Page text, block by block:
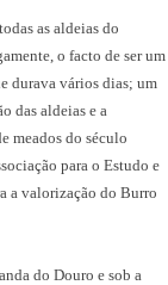
as aldeias do
o facto de ser um
durava vários dias; um
das aldeias e a
meados do século
para o Estudo e
a valorização do Burro
do Douro e sob a